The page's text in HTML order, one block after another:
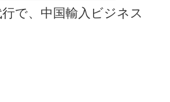
で、中国輸入ビジネス